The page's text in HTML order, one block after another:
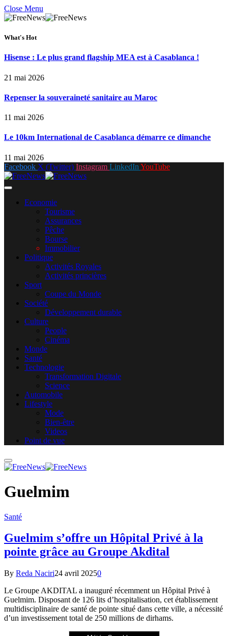
Close Menu
What's Hot
Hisense : Le plus grand flagship MEA est à Casablanca !
21 mai 2026
Repenser la souveraineté sanitaire au Maroc
11 mai 2026
Le 10km International de Casablanca démarre ce dimanche
11 mai 2026
Facebook X (Twitter) Instagram LinkedIn YouTube
Economie
Tourisme
Assurances
Pêche
Bourse
Immobilier
Politique
Activités Royales
Activités princières
Sport
Coupe du Monde
Société
Développement durable
Culture
People
Cinéma
Monde
Santé
Technologie
Transformation Digitale
Science
Automobile
Lifestyle
Mode
Bien-être
Videos
Point de vue
Guelmim
Santé
Guelmim s’offre un Hôpital Privé à la
pointe grâce au Groupe Akdital
By Reda Naciri24 avril 20250
Le Groupe AKDITAL a inauguré récemment un Hôpital Privé à
Guelmim. Disposant de 126 lits d’hospitalisation, cet établissement
multidisciplinaire de santé de pointe situé dans cette ville, a nécessité
d’un investissement total de 250 millions de dirhams.